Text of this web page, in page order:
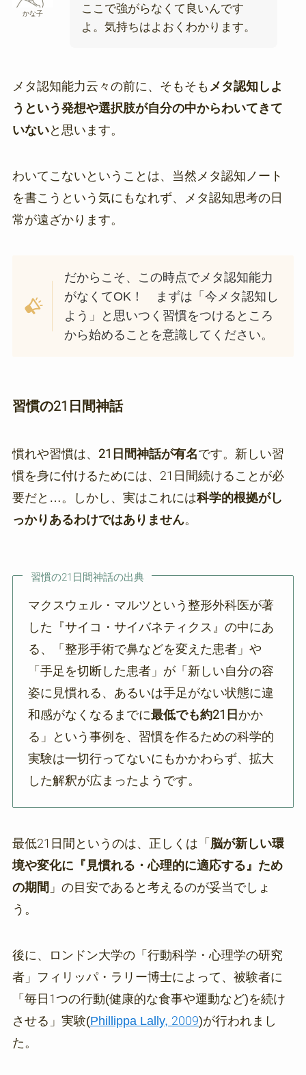
かな子
ここで強がらなくて良いんです
よ。気持ちはよおくわかります。
メタ認知能力云々の前に、そもそも メタ認知しよ
うという発想や選択肢が自分の中からわいてきて
いないと思います。
わいてこないということは、当然メタ認知ノート
を書こうという気にもなれず、メタ認知思考の日
常が遠ざかります。
だからこそ、この時点でメタ認知能力
がなくてOK！ まずは「今メタ認知し
よう」と思いつく習慣をつけるところ
から始めることを意識してください。
習慣の21日間神話
慣れや習慣は、 21日間神話が有名です。新しい習
慣を身に付けるためには、21日間続けることが必
要だと…。しかし、実はこれには科学的根拠がし
っかりあるわけではありません。
習慣の21日間神話の出典
マクスウェル・マルツという整形外科医が著
した『サイコ・サイバネティクス』の中にあ
る、「整形手術で鼻などを変えた患者」や
「手足を切断した患者」が「新しい自分の容
姿に見慣れる、あるいは手足がない状態に違
和感がなくなるまでに最低でも約21日かか
る」という事例を、習慣を作るための科学的
実験は一切行ってないにもかかわらず、拡大
した解釈が広まったようです。
最低21日間というのは、正しくは「 脳が新しい環
境や変化に『見慣れる・心理的に適応する』ため
の期間 」の目安であると考えるのが妥当でしょ
う。
後に、ロンドン大学の「行動科学・心理学の研究
者」フィリッパ・ラリー博士によって、被験者に
「毎日1つの行動(健康的な食事や運動など)を続け
させる」実験(Phillippa Lally, 2009)が行われまし
た。